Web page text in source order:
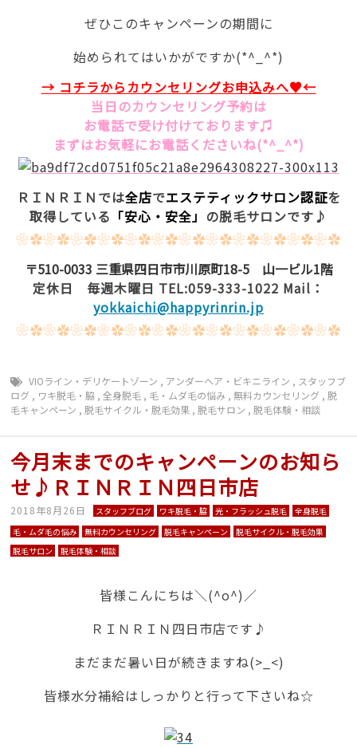
ぜひこのキャンペーンの期間に
始められてはいかがですか(*^_^*)
→ コチラからカウンセリングお申込みへ♥←
当日のカウンセリング予約は
お電話で受け付けております♫
まずはお気軽にお電話くださいね(*^_^*)
ＲＩＮＲＩＮでは全店でエステティックサロン認証を
取得している 「安心・安全」 の脱毛サロンです♪
❀✿❀✿❀✿❀✿❀✿❀✿❀✿❀✿❀✿❀✿❀✿❀✿
〒510-0033 三重県四日市市川原町18-5 山一ビル1階
定休日 毎週木曜日 TEL:059-333-1022 Mail：
yokkaichi@happyrinrin.jp
❀✿❀✿❀✿❀✿❀✿❀✿❀✿❀✿❀✿❀✿❀✿❀✿
VIOライン・デリケートゾーン , アンダーヘア・ビキニライン , スタッフブ
ログ , ワキ脱毛・脇 ,全身脱毛 , 毛・ムダ毛の悩み ,無料カウンセリング ,脱
毛キャンペーン ,脱毛サイクル・脱毛効果 ,脱毛サロン ,脱毛体験・相談
今月末までのキャンペーンのお知ら
せ♪ＲＩＮＲＩＮ四日市店
2018年8月26日 スタッフブログ ワキ脱毛・脇 光・フラッシュ脱毛
全身脱毛
毛・ムダ毛の悩み
無料カウンセリング 脱毛キャンペーン
脱毛サイクル・脱毛効果
脱毛サロン
脱毛体験・相談
皆様こんにちは＼(^o^)／
ＲＩＮＲＩＮ四日市店です♪
まだまだ暑い日が続きますね(>_<)
皆様水分補給はしっかりと行って下さいね☆